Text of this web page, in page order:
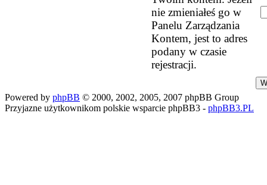
nie zmieniałeś go w
Panelu Zarządzania
Kontem, jest to adres
podany w czasie
rejestracji.
Powered by phpBB © 2000, 2002, 2005, 2007 phpBB Group
Przyjazne użytkownikom polskie wsparcie phpBB3 - phpBB3.PL